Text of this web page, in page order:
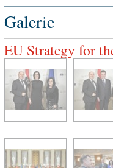
Galerie
EU Strategy for